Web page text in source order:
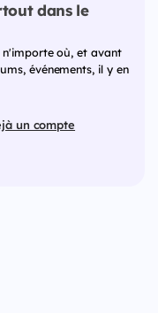
dans le
où, et avant
événements, il y en
un compte